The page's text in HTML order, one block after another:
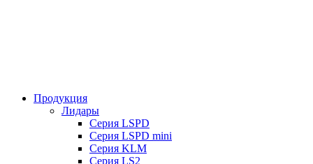
Продукция
Лидары
Серия LSPD
Серия LSPD mini
Серия KLM
Серия LS2